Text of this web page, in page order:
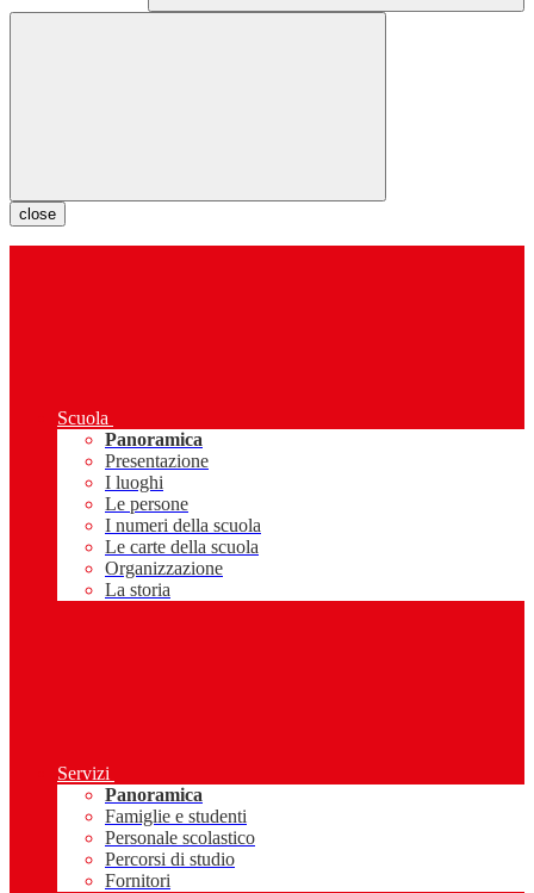
close
Scuola
Panoramica
Presentazione
I luoghi
Le persone
I numeri della scuola
Le carte della scuola
Organizzazione
La storia
Servizi
Panoramica
Famiglie e studenti
Personale scolastico
Percorsi di studio
Fornitori